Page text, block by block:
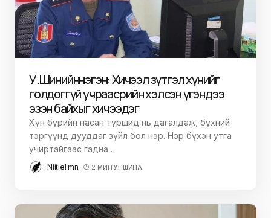
У.Шинийннэгэн: Хичээл зүтгэл хүнийг
голдоггүй учраас өөрийн хэлсэн үгэндээ
эзэн байхыг хичээдэг
Хүн бүрийн насан туршид нь дагалдаж, бүхний
тэргүүнд дууддаг зүйл бол нэр. Нэр бүхэн утга
учиртайгаас гадна…
Niitlel.mn 2 МИН УНШИНА